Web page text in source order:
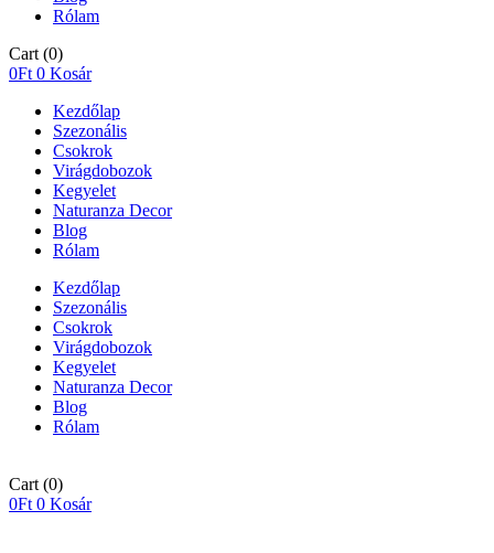
Rólam
Cart (0)
0Ft 0 Kosár
Kezdőlap
Szezonális
Csokrok
Virágdobozok
Kegyelet
Naturanza Decor
Blog
Rólam
Kezdőlap
Szezonális
Csokrok
Virágdobozok
Kegyelet
Naturanza Decor
Blog
Rólam
Cart (0)
0Ft 0 Kosár